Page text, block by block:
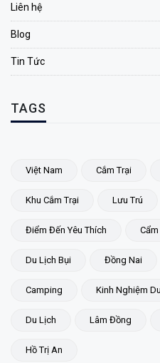
Liên hệ
Blog
Tin Tức
TAGS
Việt Nam Cắm Trại
Khu Cắm Trại Lưu Trú
Điểm Đến Yêu Thích
Du Lịch Bụi Đồng Nai
Camping Kinh Nghiệm
Du Lịch Lâm Đồng
Hồ Trị An